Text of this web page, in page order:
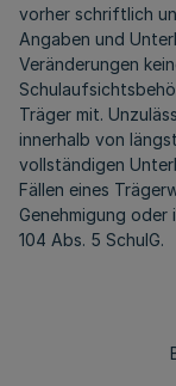
vorher schriftlich
Angaben und
Veränderungen
Träger mit.
innerhalb von
vollständigen
Fällen eines
Genehmigung
104 Abs. 5 SchulG.